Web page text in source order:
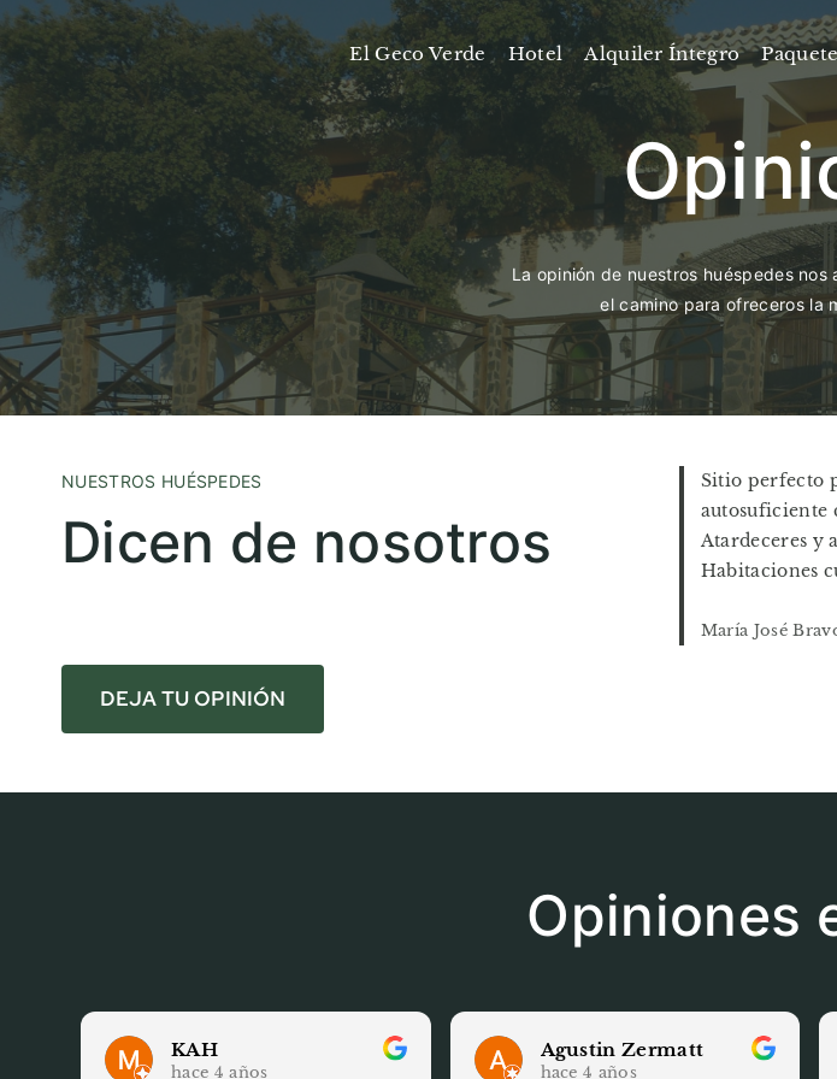
Saltar
contenido
El Geco Verde Hotel Alquiler Íntegro
La opinión de nuestros huéspedes
el camino para ofreceros la
NUESTROS HUÉSPEDES
Dicen de nosotros
DEJA TU OPINIÓN
Sitio perfecto
autosuficiente
Atardeceres y
Habitaciones
María José
Opiniones
KAH
hace 4 años
Agustin Zermatt
hace 4 años